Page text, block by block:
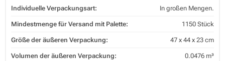
Individuelle Verpackungsart: In großen Mengen.
Mindestmenge für Versand mit Palette: 1150 Stück
Größe der äußeren Verpackung: 47 x 44 x 23 cm
Volumen der äußeren Verpackung: 0.0476 m³